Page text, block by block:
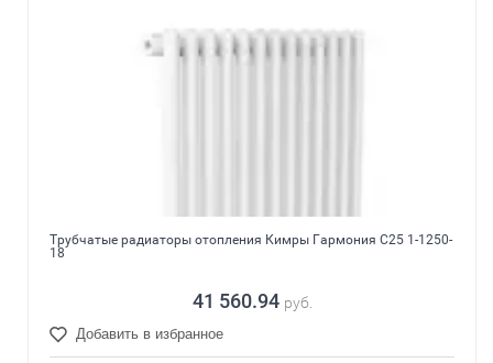
Трубчатые радиаторы отопления Кимры Гармония С25 1-1250-
18
41 560.94 руб.
Добавить в избранное